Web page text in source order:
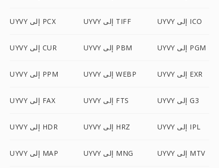
UYVY إلى PCX UYVY إلى TIFF UYVY إلى ICO
UYVY إلى CUR UYVY إلى PBM UYVY إلى PGM
UYVY إلى PPM UYVY إلى WEBP UYVY إلى EXR
UYVY إلى FAX UYVY إلى FTS UYVY إلى G3
UYVY إلى HDR UYVY إلى HRZ UYVY إلى IPL
UYVY إلى MAP UYVY إلى MNG UYVY إلى MTV